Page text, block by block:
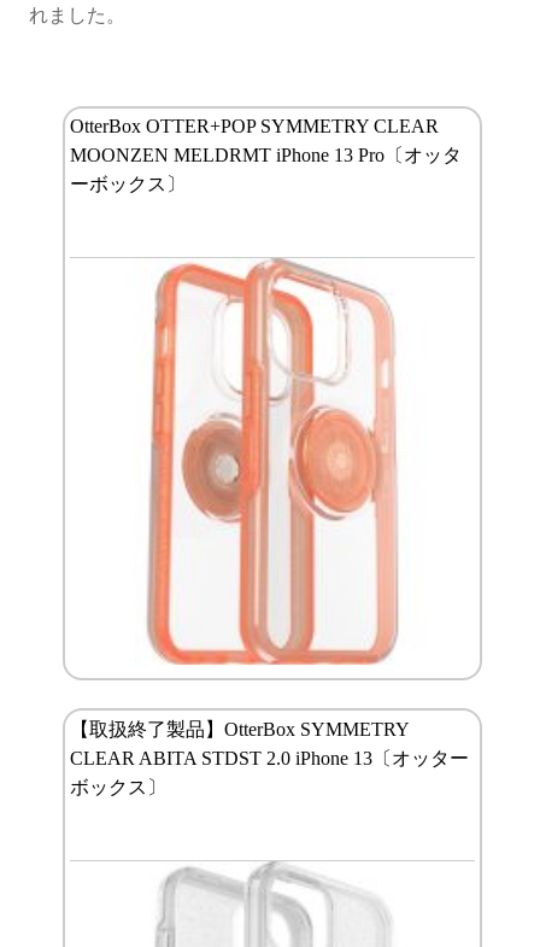
れました。
OtterBox OTTER+POP SYMMETRY CLEAR
MOONZEN MELDRMT iPhone 13 Pro〔オッタ
ーボックス〕
【取扱終了製品】OtterBox SYMMETRY
CLEAR ABITA STDST 2.0 iPhone 13〔オッター
ボックス〕